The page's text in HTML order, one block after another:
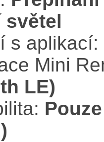
světel
s aplikací:
Mini
LE)